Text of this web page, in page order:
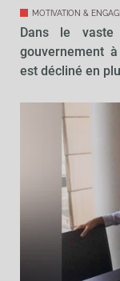
MOTIVATION &
Dans le
gouvernement
est décliné en